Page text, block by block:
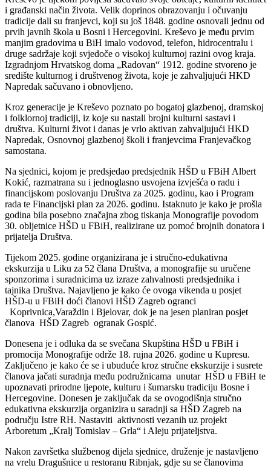
i građanski način života. Velik doprinos obrazovanju i očuvanju
tradicije dali su franjevci, koji su još 1848. godine osnovali jednu od
prvih javnih škola u Bosni i Hercegovini. Kreševo je među prvim
manjim gradovima u BiH imalo vodovod, telefon, hidrocentralu i
druge sadržaje koji svjedoče o visokoj kulturnoj razini ovog kraja.
Izgradnjom Hrvatskog doma „Radovan“ 1912. godine stvoreno je
središte kulturnog i društvenog života, koje je zahvaljujući HKD
Napredak sačuvano i obnovljeno.
Kroz generacije je Kreševo poznato po bogatoj glazbenoj, dramskoj
i folklornoj tradiciji, iz koje su nastali brojni kulturni sastavi i
društva. Kulturni život i danas je vrlo aktivan zahvaljujući HKD
Napredak, Osnovnoj glazbenoj školi i franjevcima Franjevačkog
samostana.
Na sjednici, kojom je predsjedao predsjednik HŠD u FBiH Albert
Kokić, razmatrana su i jednoglasno usvojena izvješća o radu i
financijskom poslovanju Društva za 2025. godinu, kao i Program
rada te Financijski plan za 2026. godinu. Istaknuto je kako je prošla
godina bila posebno značajna zbog tiskanja Monografije povodom
30. obljetnice HŠD u FBiH, realizirane uz pomoć brojnih donatora i
prijatelja Društva.
Tijekom 2025. godine organizirana je i stručno-edukativna
ekskurzija u Liku za 52 člana Društva, a monografije su uručene
sponzorima i suradnicima uz izraze zahvalnosti predsjednika i
tajnika Društva. Najavljeno je kako će ovoga vikenda u posjet
HŠD-u u FBiH doći članovi HŠD Zagreb ogranci
Koprivnica,Varaždin i Bjelovar, dok je na jesen planiran posjet
članova HŠD Zagreb ogranak Gospić.
Donesena je i odluka da se svečana Skupština HŠD u FBiH i
promocija Monografije održe 18. rujna 2026. godine u Kupresu.
Zaključeno je kako će se i ubuduće kroz stručne ekskurzije i susrete
članova jačati suradnja među podružnicama unutar HŠD u FBiH te
upoznavati prirodne ljepote, kulturu i šumarsku tradiciju Bosne i
Hercegovine. Donesen je zaključak da se ovogodišnja stručno
edukativna ekskurzija organizira u saradnji sa HŠD Zagreb na
području Istre RH. Nastaviti aktivnosti vezanih uz projekt
Arboretum „Kralj Tomislav – Grla“ i Aleju prijateljstva.
Nakon završetka službenog dijela sjednice, druženje je nastavljeno
na vrelu Dragušnice u restoranu Ribnjak, gdje su se članovima